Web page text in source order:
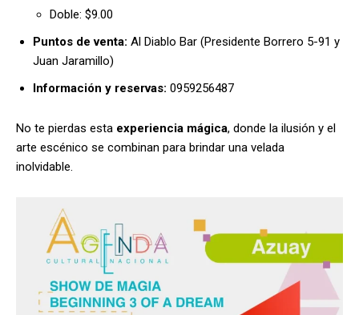
Doble: $9.00
Puntos de venta: Al Diablo Bar (Presidente Borrero 5-91 y
Juan Jaramillo)
Información y reservas: 0959256487
No te pierdas esta experiencia mágica, donde la ilusión y el
arte escénico se combinan para brindar una velada
inolvidable.